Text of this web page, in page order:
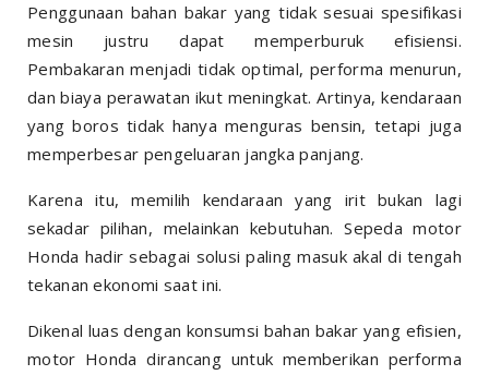
Penggunaan bahan bakar yang tidak sesuai spesifikasi
mesin justru dapat memperburuk efisiensi.
Pembakaran menjadi tidak optimal, performa menurun,
dan biaya perawatan ikut meningkat. Artinya, kendaraan
yang boros tidak hanya menguras bensin, tetapi juga
memperbesar pengeluaran jangka panjang.
Karena itu, memilih kendaraan yang irit bukan lagi
sekadar pilihan, melainkan kebutuhan. Sepeda motor
Honda hadir sebagai solusi paling masuk akal di tengah
tekanan ekonomi saat ini.
Dikenal luas dengan konsumsi bahan bakar yang efisien,
motor Honda dirancang untuk memberikan performa